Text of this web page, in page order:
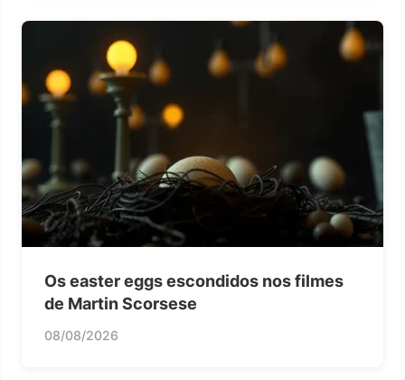
Os easter eggs escondidos nos filmes
de Martin Scorsese
08/08/2026